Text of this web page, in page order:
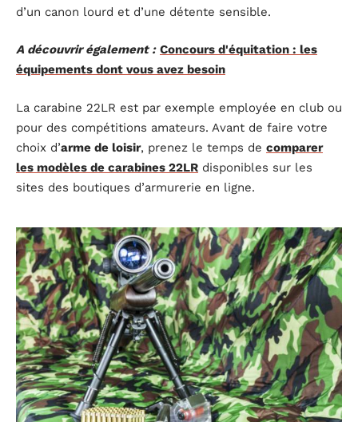
d’un canon lourd et d’une détente sensible.
A découvrir également : Concours d'équitation : les
équipements dont vous avez besoin
La carabine 22LR est par exemple employée en club ou
pour des compétitions amateurs. Avant de faire votre
choix d’arme de loisir, prenez le temps de comparer
les modèles de carabines 22LR disponibles sur les
sites des boutiques d’armurerie en ligne.